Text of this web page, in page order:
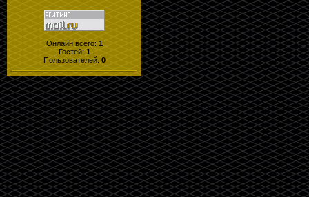
Онлайн всего: 1
Гостей: 1
Пользователей: 0